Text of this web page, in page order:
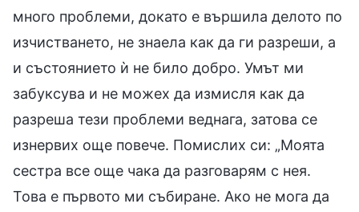
много проблеми, докато е вършила делото по
изчистването, не знаела как да ги разреши, а
и състоянието ѝ не било добро. Умът ми
забуксува и не можех да измисля как да
разреша тези проблеми веднага, затова се
изнервих още повече. Помислих си: „Моята
сестра все още чака да разговарям с нея.
Това е първото ми събиране. Ако не мога да